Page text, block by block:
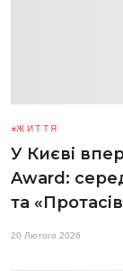
ЖИТТЯ
У Києві
Award:
та
20 Лютого 2026